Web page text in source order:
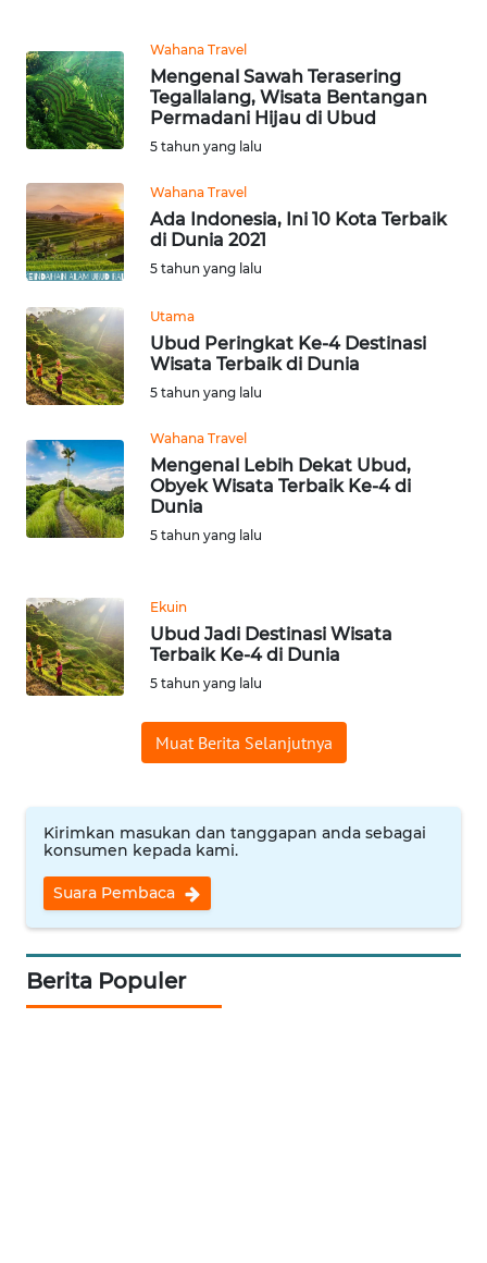
Wahana Travel
Mengenal Sawah Terasering
Tegallalang, Wisata Bentangan
Permadani Hijau di Ubud
5 tahun yang lalu
Wahana Travel
Ada Indonesia, Ini 10 Kota Terbaik
di Dunia 2021
5 tahun yang lalu
Utama
Ubud Peringkat Ke-4 Destinasi
Wisata Terbaik di Dunia
5 tahun yang lalu
Wahana Travel
Mengenal Lebih Dekat Ubud,
Obyek Wisata Terbaik Ke-4 di
Dunia
5 tahun yang lalu
Ekuin
Ubud Jadi Destinasi Wisata
Terbaik Ke-4 di Dunia
5 tahun yang lalu
Muat Berita Selanjutnya
Kirimkan masukan dan tanggapan anda sebagai
konsumen kepada kami.
Suara Pembaca
Berita Populer
WN
BENGKULU
WN
LAMPUNG
WN
JATENG
WN
NUSANTARA
JOGJA
WN
JATIM
BALI
WN
KALBAR
WN
KALTARA
WN
KALSEL
WN
KALTIM